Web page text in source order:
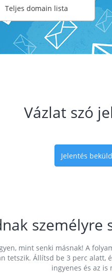
Teljes domain lista
Vázlat szó
Jelentés
mint senki másnak! A
tetszik. Állítsd be 3 perc
ingyenes és az is